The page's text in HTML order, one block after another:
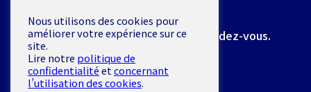
19 rue de Milan 75009 Paris
*L’accès se fait exclusivement sur rendez-vous.
E-mail :secretariat@ccijf.asso.fr
Nous utilisons des cookies pour
améliorer votre expérience sur ce
site.
Lire notre politique de
confidentialitéetconcernant
l’utilisation des cookies.